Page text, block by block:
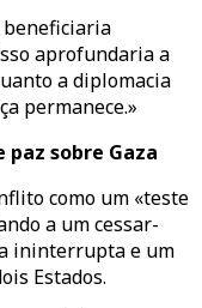
beneficiaria
aprofundaria a
a diplomacia
permanece.»
sobre Gaza
como um «teste
a um cessar-
ininterrupta e um
Estados.